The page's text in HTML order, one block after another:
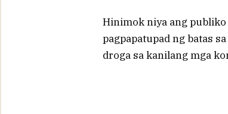
Hinimok niya ang
pagpapatupad ng batas
droga sa kanilang mga